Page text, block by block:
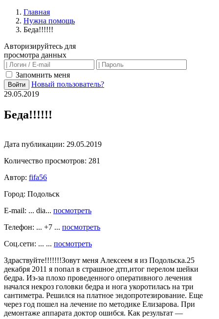
Главная
Нужна помощь
Беда!!!!!!
Авторизируйтесь для
просмотра данных
Запомнить меня
Войти
Новый пользователь?
29.05.2019
Беда!!!!!!
Дата публикации: 29.05.2019
Количество просмотров: 281
Автор: fifa56
Город: Подольск
E-mail: ... dia... посмотреть
Телефон: ... +7 ... посмотреть
Соц.сети: ... ... посмотреть
Здраствуйте!!!!!!!Зовут меня Алексеем я из Подольска.25
декабря 2011 я попал в страшное дтп,итог перелом шейки
бедра. Из-за плохо проведенного оперативного лечения
начался некроз головки бедра и нога укоротилась на три
сантиметра. Решился на платное эндопротезирование. Еще
через год пошел на лечение по методике Елизарова. При
демонтаже аппарата доктор ошибся. Как результат —